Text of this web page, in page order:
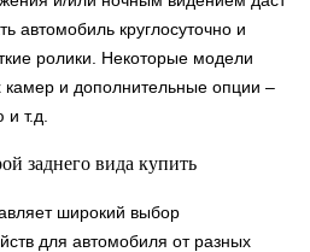
автомобиль круглосуточно и
ролики. Некоторые модели
камер и дополнительные опции –
т.д.
заднего вида купить
широкий выбор
для автомобиля от разных